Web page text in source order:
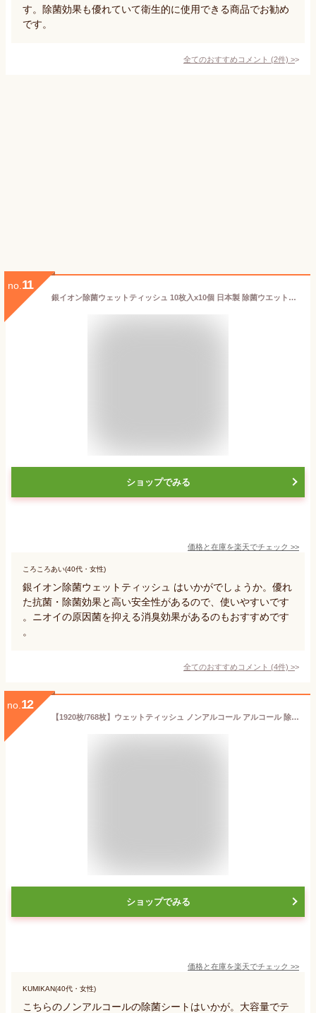
す。除菌効果も優れていて衛生的に使用できる商品でお勧め
です。
全てのおすすめコメント (2件) >
no. 11
銀イオン除菌ウェットティッシュ 10枚入x10個 日本製 除菌ウエットティッシュアルコール アウトドア 防災用品 災害 お手拭き 除菌シート 消毒シート 携帯 【クロネコゆうパケット投函】
ショップでみる
価格と在庫を楽天でチェック >>
ころころあい(40代・女性)
銀イオン除菌ウェットティッシュ はいかがでしょうか。優れ
た抗菌・除菌効果と高い安全性があるので、使いやすいです
。ニオイの原因菌を抑える消臭効果があるのもおすすめです
。
全てのおすすめコメント (4件) >
no. 12
【1920枚/768枚】ウェットティッシュ ノンアルコール アルコール 除菌シート 除菌ウェットティッシュ 除菌ができるウェットティッシュ (60枚入×8個パック)×4個 凄厚 (32枚入×3パック)× 8個 WTS-60N8P WTS-60A8P
ショップでみる
価格と在庫を楽天でチェック >>
KUMIKAN(40代・女性)
こちらのノンアルコールの除菌シートはいかが。大容量でテ